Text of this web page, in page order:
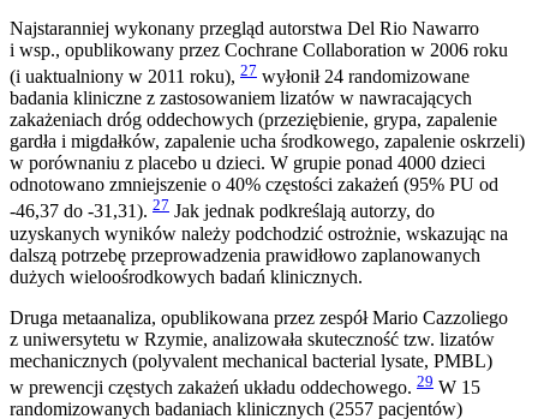
Najstaranniej wykonany przegląd autorstwa Del Rio Nawarro
i wsp., opublikowany przez Cochrane Collaboration w 2006 roku
(i uaktualniony w 2011 roku), 27 wyłonił 24 randomizowane
badania kliniczne z zastosowaniem lizatów w nawracających
zakażeniach dróg oddechowych (przeziębienie, grypa, zapalenie
gardła i migdałków, zapalenie ucha środkowego, zapalenie oskrzeli)
w porównaniu z placebo u dzieci. W grupie ponad 4000 dzieci
odnotowano zmniejszenie o 40% częstości zakażeń (95% PU od
-46,37 do -31,31). 27 Jak jednak podkreślają autorzy, do
uzyskanych wyników należy podchodzić ostrożnie, wskazując na
dalszą potrzebę przeprowadzenia prawidłowo zaplanowanych
dużych wieloośrodkowych badań klinicznych.
Druga metaanaliza, opublikowana przez zespół Mario Cazzoliego
z uniwersytetu w Rzymie, analizowała skuteczność tzw. lizatów
mechanicznych (polyvalent mechanical bacterial lysate, PMBL)
w prewencji częstych zakażeń układu oddechowego. 29 W 15
randomizowanych badaniach klinicznych (2557 pacjentów)